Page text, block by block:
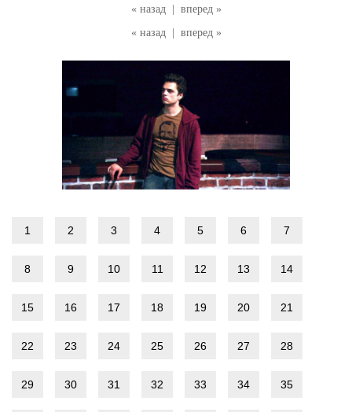
« назад
вперед »
« назад
вперед »
1 2 3 4 5 6 7
8 9 10 11 12 13 14
15 16 17 18 19 20 21
22 23 24 25 26 27 28
29 30 31 32 33 34 35